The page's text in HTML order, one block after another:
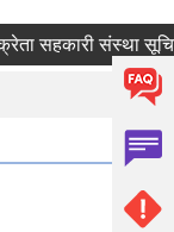
संस्था सूचिकृत